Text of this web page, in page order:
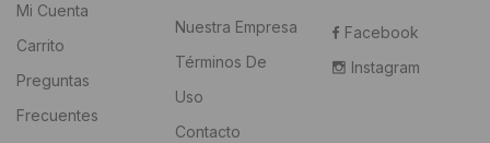
Mi Cuenta
Carrito
Preguntas
Frecuentes
Nuestra Empresa
Términos De
Uso
Contacto
Facebook
Instagram